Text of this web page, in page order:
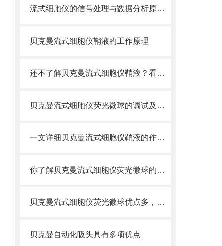
流式细胞仪的信号处理与数据分析原理分析
贝克曼流式细胞仪鞘液的工作原理
还不了解贝克曼流式细胞仪鞘液？看这里就对了！
贝克曼流式细胞仪荧光微球的调试及使用
一文详细贝克曼流式细胞仪鞘液的作用原理
你了解贝克曼流式细胞仪荧光微球的制备之怎样的吗
贝克曼流式细胞仪荧光微球优点多，实用效果好
贝克曼自动化吸头具有多项优点